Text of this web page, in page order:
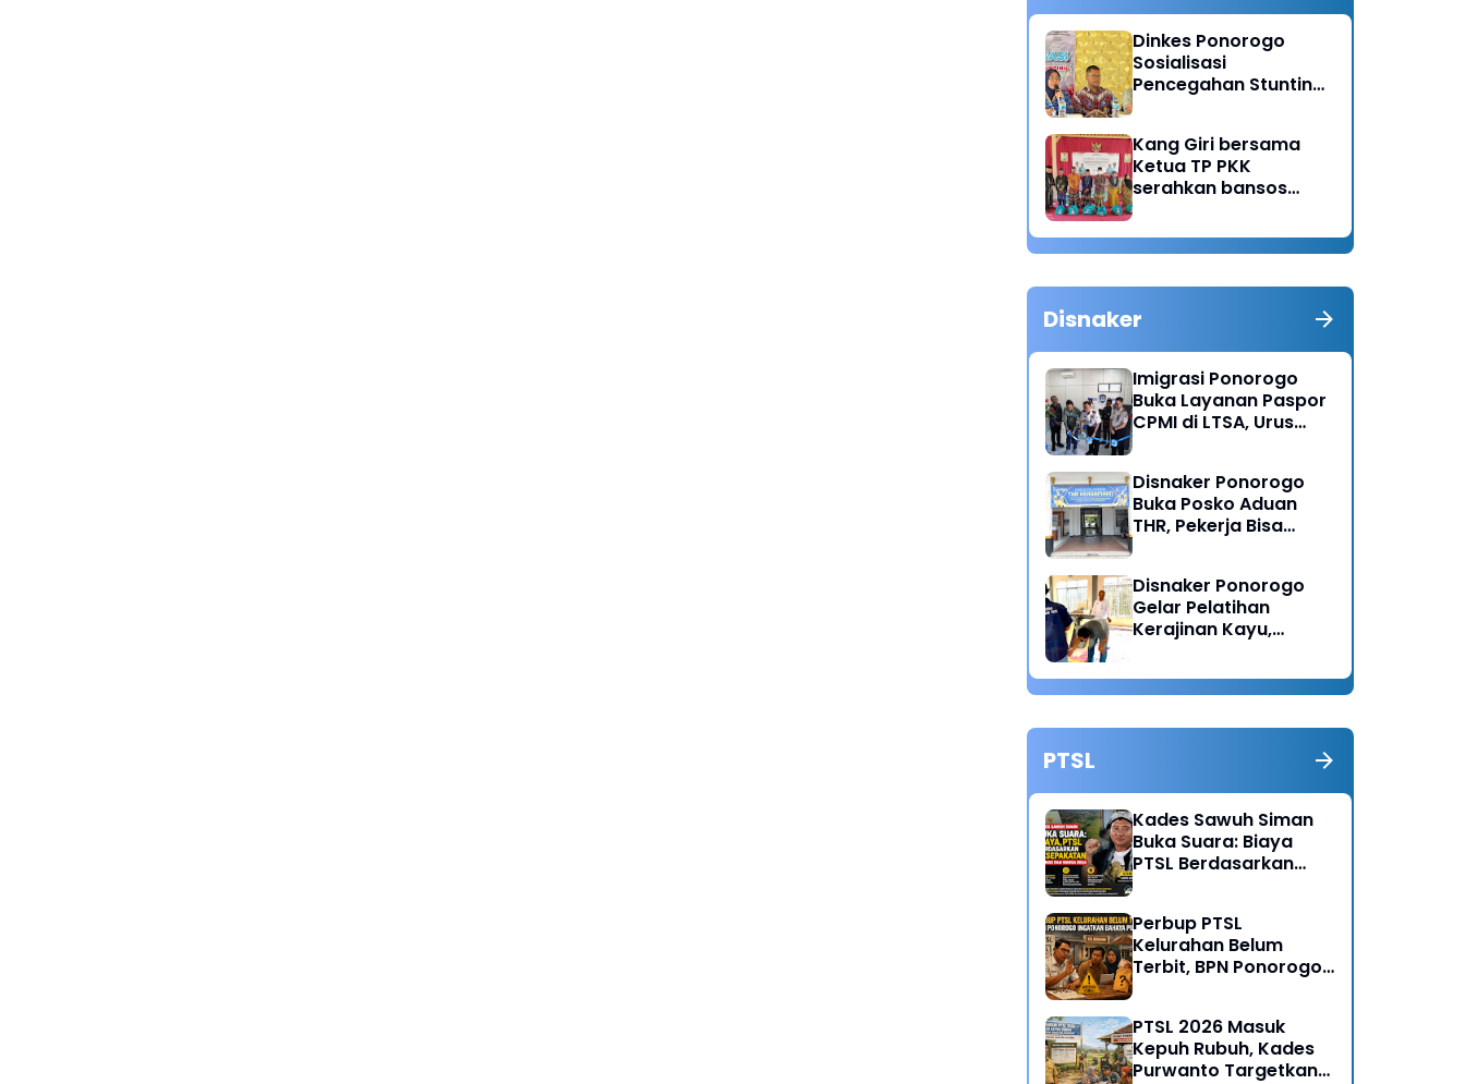
Dinkes Ponorogo
Sosialisasi
Pencegahan Stunting,
Emas
Kang Giri bersama
Ketua TP PKK
serahkan bansos
Sukorejo Ponorogo
Disnaker
Imigrasi Ponorogo
Buka Layanan Paspor
CPMI di LTSA, Urus
Disnaker Ponorogo
Buka Posko Aduan
THR, Pekerja Bisa
Disnaker Ponorogo
Gelar Pelatihan
Kerajinan Kayu,
Wirausaha Baru
PTSL
Kades Sawuh Siman
Buka Suara: Biaya
PTSL Berdasarkan
Perbup PTSL
Kelurahan Belum
Terbit, BPN Ponorogo
PTSL 2026 Masuk
Kepuh Rubuh, Kades
Purwanto Targetkan